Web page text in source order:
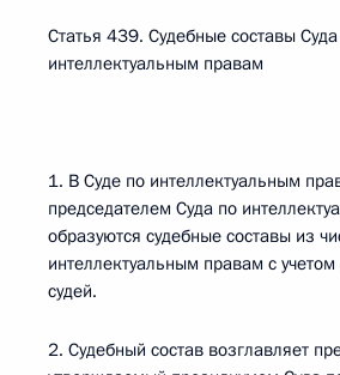
Статья 439. Судебные составы
интеллектуальным правам
1. В Суде по интеллектуальным
председателем Суда по
образуются судебные составы из
интеллектуальным правам с
судей.
2. Судебный состав возглавляет